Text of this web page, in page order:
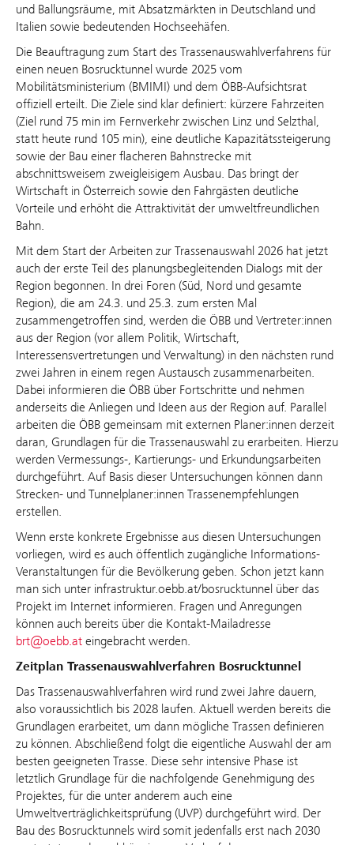
und Ballungsräume, mit Absatzmärkten in Deutschland und
Italien sowie bedeutenden Hochseehäfen.
Die Beauftragung zum Start des Trassenauswahlverfahrens für
einen neuen Bosrucktunnel wurde 2025 vom
Mobilitätsministerium (BMIMI) und dem ÖBB-Aufsichtsrat
offiziell erteilt. Die Ziele sind klar definiert: kürzere Fahrzeiten
(Ziel rund 75 min im Fernverkehr zwischen Linz und Selzthal,
statt heute rund 105 min), eine deutliche Kapazitätssteigerung
sowie der Bau einer flacheren Bahnstrecke mit
abschnittsweisem zweigleisigem Ausbau. Das bringt der
Wirtschaft in Österreich sowie den Fahrgästen deutliche
Vorteile und erhöht die Attraktivität der umweltfreundlichen
Bahn.
Mit dem Start der Arbeiten zur Trassenauswahl 2026 hat jetzt
auch der erste Teil des planungsbegleitenden Dialogs mit der
Region begonnen. In drei Foren (Süd, Nord und gesamte
Region), die am 24.3. und 25.3. zum ersten Mal
zusammengetroffen sind, werden die ÖBB und Vertreter:innen
aus der Region (vor allem Politik, Wirtschaft,
Interessensvertretungen und Verwaltung) in den nächsten rund
zwei Jahren in einem regen Austausch zusammenarbeiten.
Dabei informieren die ÖBB über Fortschritte und nehmen
anderseits die Anliegen und Ideen aus der Region auf. Parallel
arbeiten die ÖBB gemeinsam mit externen Planer:innen derzeit
daran, Grundlagen für die Trassenauswahl zu erarbeiten. Hierzu
werden Vermessungs-, Kartierungs- und Erkundungsarbeiten
durchgeführt. Auf Basis dieser Untersuchungen können dann
Strecken- und Tunnelplaner:innen Trassenempfehlungen
erstellen.
Wenn erste konkrete Ergebnisse aus diesen Untersuchungen
vorliegen, wird es auch öffentlich zugängliche Informations-
Veranstaltungen für die Bevölkerung geben. Schon jetzt kann
man sich unter infrastruktur.oebb.at/bosrucktunnel über das
Projekt im Internet informieren. Fragen und Anregungen
können auch bereits über die Kontakt-Mailadresse
brt@oebb.at eingebracht werden.
Zeitplan Trassenauswahlverfahren Bosrucktunnel
Das Trassenauswahlverfahren wird rund zwei Jahre dauern,
also voraussichtlich bis 2028 laufen. Aktuell werden bereits die
Grundlagen erarbeitet, um dann mögliche Trassen definieren
zu können. Abschließend folgt die eigentliche Auswahl der am
besten geeigneten Trasse. Diese sehr intensive Phase ist
letztlich Grundlage für die nachfolgende Genehmigung des
Projektes, für die unter anderem auch eine
Umweltverträglichkeitsprüfung (UVP) durchgeführt wird. Der
Bau des Bosrucktunnels wird somit jedenfalls erst nach 2030